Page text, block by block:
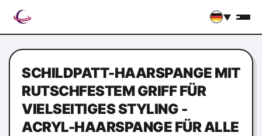
▼
SCHILDPATT-HAARSPANGE MIT
RUTSCHFESTEM GRIFF FÜR
VIELSEITIGES STYLING -
ACRYL-HAARSPANGE FÜR ALLE